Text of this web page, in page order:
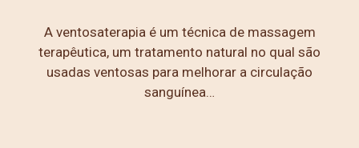
A ventosaterapia é um técnica de massagem
terapêutica, um tratamento natural no qual são
usadas ventosas para melhorar a circulação
sanguínea…